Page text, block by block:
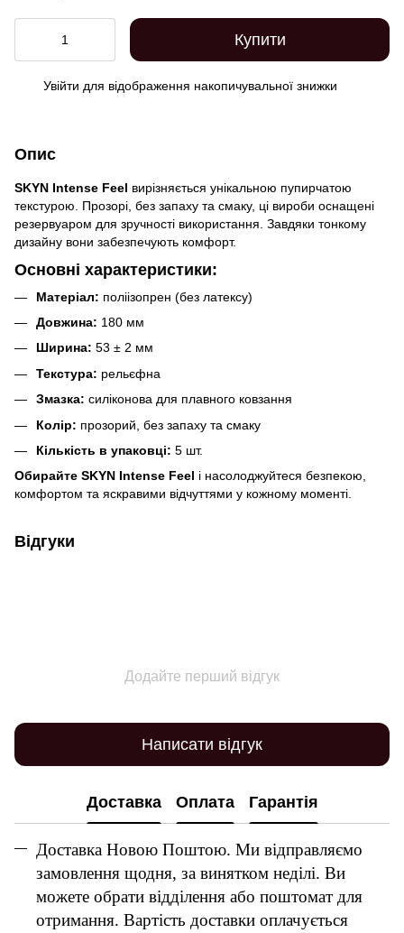
Купити
Увійти для відображення накопичувальної знижки
Опис
SKYN Intense Feel вирізняється унікальною пупирчатою
текстурою. Прозорі, без запаху та смаку, ці вироби оснащені
резервуаром для зручності використання. Завдяки тонкому
дизайну вони забезпечують комфорт.
Основні характеристики:
Матеріал: поліізопрен (без латексу)
Довжина: 180 мм
Ширина: 53 ± 2 мм
Текстура: рельєфна
Змазка: силіконова для плавного ковзання
Колір: прозорий, без запаху та смаку
Кількість в упаковці: 5 шт.
Обирайте SKYN Intense Feel і насолоджуйтеся безпекою,
комфортом та яскравими відчуттями у кожному моменті.
Відгуки
Додайте перший відгук
Написати відгук
Доставка Оплата Гарантія
Доставка Новою Поштою. Ми відправляємо
замовлення щодня, за винятком неділі. Ви
можете обрати відділення або поштомат для
отримання. Вартість доставки оплачується